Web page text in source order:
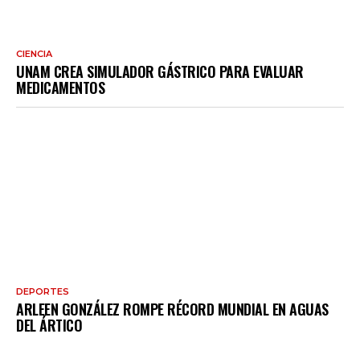
CIENCIA
UNAM CREA SIMULADOR GÁSTRICO PARA EVALUAR
MEDICAMENTOS
DEPORTES
ARLEEN GONZÁLEZ ROMPE RÉCORD MUNDIAL EN AGUAS
DEL ÁRTICO